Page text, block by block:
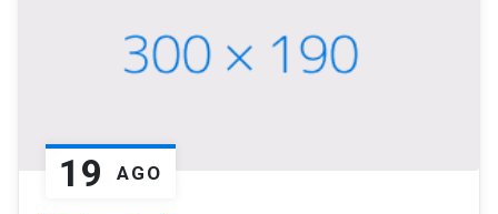
19 AGO